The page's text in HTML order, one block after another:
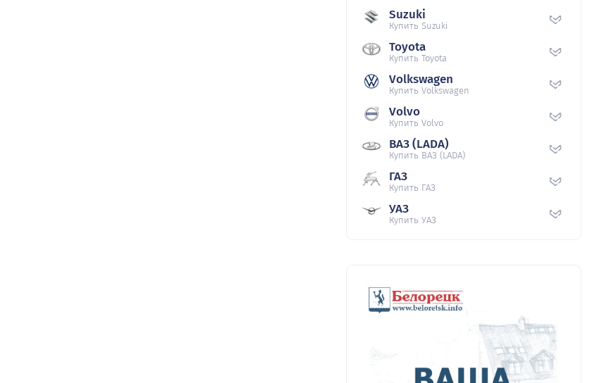
Suzuki
Купить Suzuki
Toyota
Купить Toyota
Volkswagen
Купить Volkswagen
Volvo
Купить Volvo
ВАЗ (LADA)
Купить ВАЗ (LADA)
ГАЗ
Купить ГАЗ
УАЗ
Купить УАЗ